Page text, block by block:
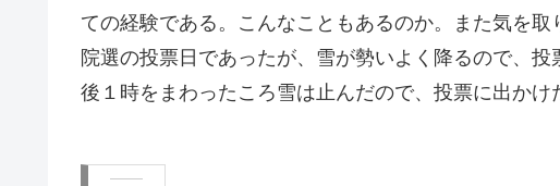
ての経験である。こんなこともあるのか。また気を
院選の投票日であったが、雪が勢いよく降るので、
後１時をまわったころ雪は止んだので、投票に出かけ